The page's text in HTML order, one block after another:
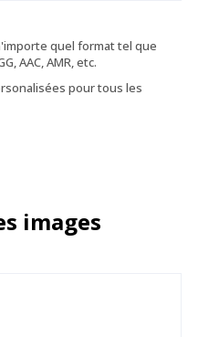
quel format tel que
AAC, AMR, etc.
pour tous les
images